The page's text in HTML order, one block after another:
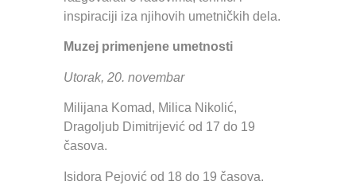
inspiraciji iza njihovih umetničkih dela.
Muzej primenjene umetnosti
Utorak, 20. novembar
Milijana Komad, Milica Nikolić,
Dragoljub Dimitrijević od 17 do 19
časova.
Isidora Pejović od 18 do 19 časova.